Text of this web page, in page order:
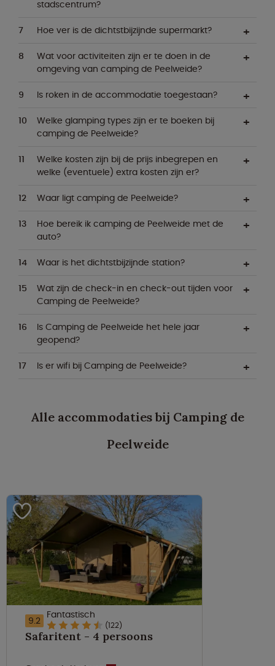
stadscentrum?
Hoe ver is de dichtstbijzijnde supermarkt?
Wat voor activiteiten zijn er te doen in de
omgeving van camping de Peelweide?
Is roken in de accommodatie toegestaan?
Welke glamping types zijn er te boeken bij
camping de Peelweide?
Welke kosten zijn bij de prijs inbegrepen en
welke (eventuele) extra kosten zijn er?
Waar ligt camping de Peelweide?
Hoe bereik ik camping de Peelweide met de
auto?
Waar is het dichtstbijzijnde station?
Wat zijn de check-in en check-out tijden voor
Camping de Peelweide?
Is Camping de Peelweide het hele jaar
geopend?
Is er wifi bij Camping de Peelweide?
Alle accommodaties bij Camping de
Peelweide
9.2 Fantastisch
(122)
Safaritent - 4 persoons